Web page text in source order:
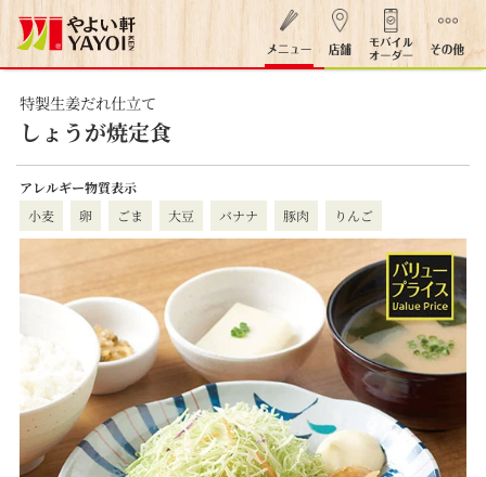
特製生姜だれ仕立て
しょうが焼定食
アレルギー物質表示
小麦
卵 ごま 大豆 バナナ 豚肉 りんご